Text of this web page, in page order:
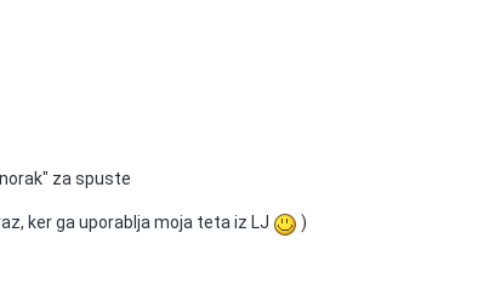
za spuste
ker ga uporablja moja teta iz LJ )